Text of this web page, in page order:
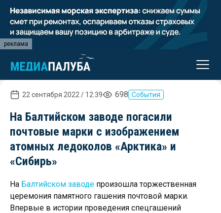
реклама
22 сентября 2022 / 12:39 698 События
На Балтийском заводе погасили
почтовые марки с изображением
атомных ледоколов «Арктика» и
«Сибирь»
На Балтийском заводе произошла торжественная
церемония памятного гашения почтовой марки.
Впервые в истории проведения спецгашений